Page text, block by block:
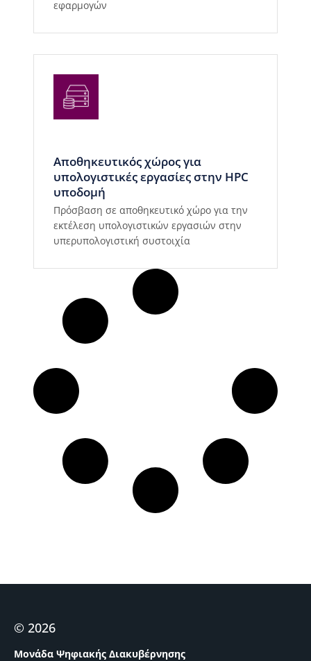
εφαρμογών
Αποθηκευτικός χώρος για
υπολογιστικές εργασίες στην HPC
υποδομή
Πρόσβαση σε αποθηκευτικό χώρο για την
εκτέλεση υπολογιστικών εργασιών στην
υπερυπολογιστική συστοιχία
© 2026
Μονάδα Ψηφιακής Διακυβέρνησης